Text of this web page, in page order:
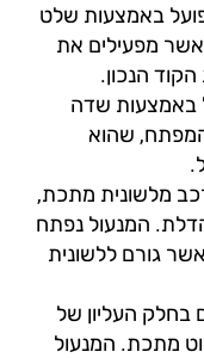
שלט
מפעילים את
הנכון.
שדה
שהוא
מתכת,
המנעול נפתח
ללשונית
העליון של
המנעול